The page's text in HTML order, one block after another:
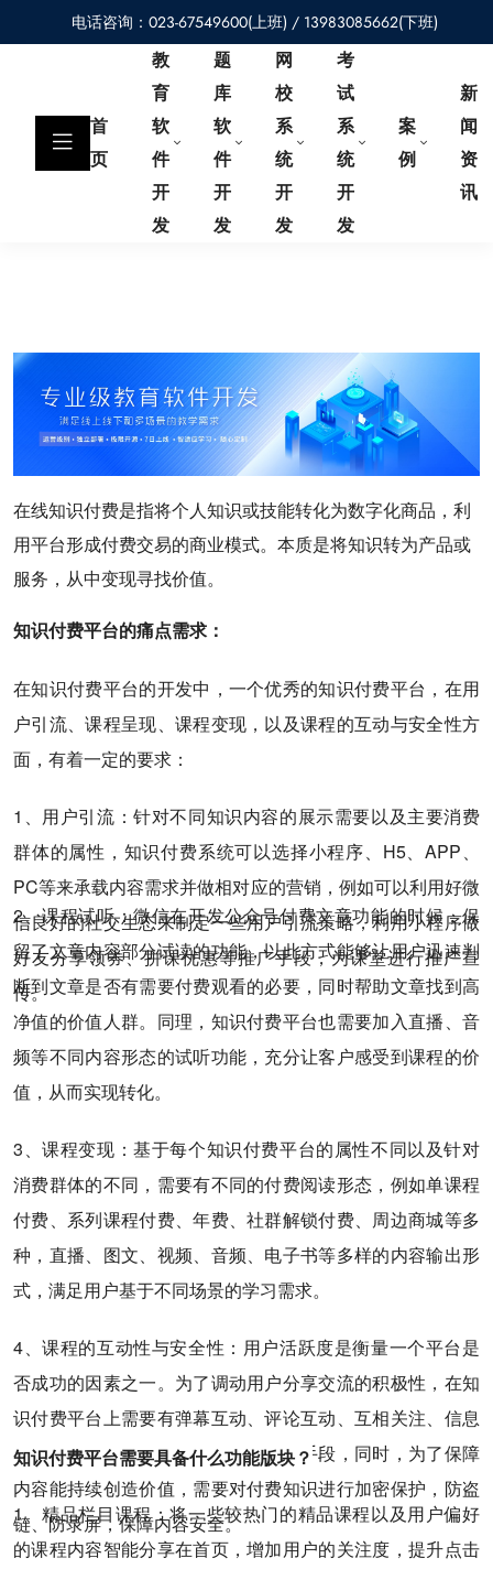
电话咨询：023-67549600(上班) / 13983085662(下班)
首
页
教
育
软
件
开
发
题
库
软
件
开
发
网
校
系
统
开
发
考
试
系
统
开
发
案
例
新
闻
资
讯
在线知识付费是指将个人知识或技能转化为数字化商品，利
用平台形成付费交易的商业模式。本质是将知识转为产品或
服务，从中变现寻找价值。
知识付费平台的痛点需求：
在知识付费平台的开发中，一个优秀的知识付费平台，在用
户引流、课程呈现、课程变现，以及课程的互动与安全性方
面，有着一定的要求：
1、用户引流：针对不同知识内容的展示需要以及主要消费
群体的属性，知识付费系统可以选择小程序、H5、APP、
PC等来承载内容需求并做相对应的营销，例如可以利用好微
信良好的社交生态来制定一些用户引流策略，利用小程序做
好友分享领券、拼课优惠等推广手段，为课堂进行推广宣
传。
2、课程试听：微信在开发公众号付费文章功能的时候，保
留了文章内容部分试读的功能，以此方式能够让用户迅速判
断到文章是否有需要付费观看的必要，同时帮助文章找到高
净值的价值人群。同理，知识付费平台也需要加入直播、音
频等不同内容形态的试听功能，充分让客户感受到课程的价
值，从而实现转化。
3、课程变现：基于每个知识付费平台的属性不同以及针对
消费群体的不同，需要有不同的付费阅读形态，例如单课程
付费、系列课程付费、年费、社群解锁付费、周边商城等多
种，直播、图文、视频、音频、电子书等多样的内容输出形
式，满足用户基于不同场景的学习需求。
4、课程的互动性与安全性：用户活跃度是衡量一个平台是
否成功的因素之一。为了调动用户分享交流的积极性，在知
识付费平台上需要有弹幕互动、评论互动、互相关注、信息
收藏、第三方分享等多种交流互动的手段，同时，为了保障
内容能持续创造价值，需要对付费知识进行加密保护，防盗
链、防录屏，保障内容安全。
知识付费平台需要具备什么功能版块？
1、精品栏目课程：将一些较热门的精品课程以及用户偏好
的课程内容智能分享在首页，增加用户的关注度，提升点击